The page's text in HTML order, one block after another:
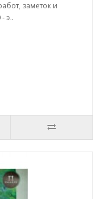
заметок и
э..